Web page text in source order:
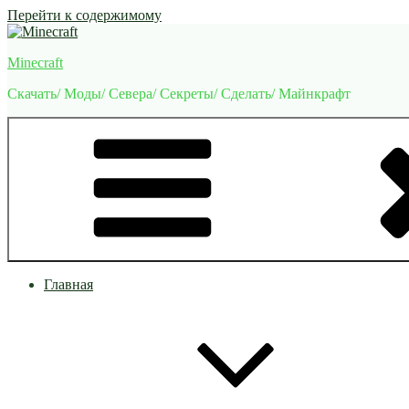
Перейти к содержимому
Minecraft
Скачать/ Моды/ Севера/ Секреты/ Сделать/ Майнкрафт
Главная